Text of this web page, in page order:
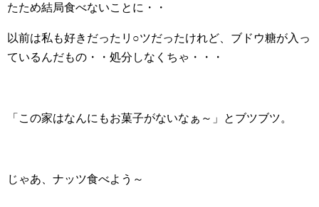
たため結局食べないことに・・
以前は私も好きだったリ○ツだったけれど、ブドウ糖が入っ
ているんだもの・・処分しなくちゃ・・・
「この家はなんにもお菓子がないなぁ～」とブツブツ。
じゃあ、ナッツ食べよう～